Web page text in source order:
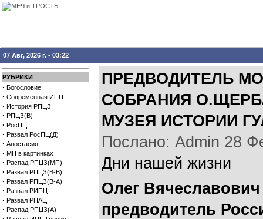
07 Авг, 2026 г. - 03:22
РУБРИКИ
· Богословие
· Современная ИПЦ
· История РПЦЗ
· РПЦЗ(В)
· РосПЦ
· Развал РосПЦ(Д)
· Апостасия
· МП в картинках
· Распад РПЦЗ(МП)
· Развал РПЦЗ(В-В)
· Развал РПЦЗ(В-А)
· Развал РИПЦ
· Развал РПАЦ
· Распад РПЦЗ(А)
ПРЕДВОДИТЕЛЬ
СОБРАНИЯ
МУЗЕЯ ИСТОРИИ
Послано: Admin 28
Дни нашей жизни
Олег
предводитель